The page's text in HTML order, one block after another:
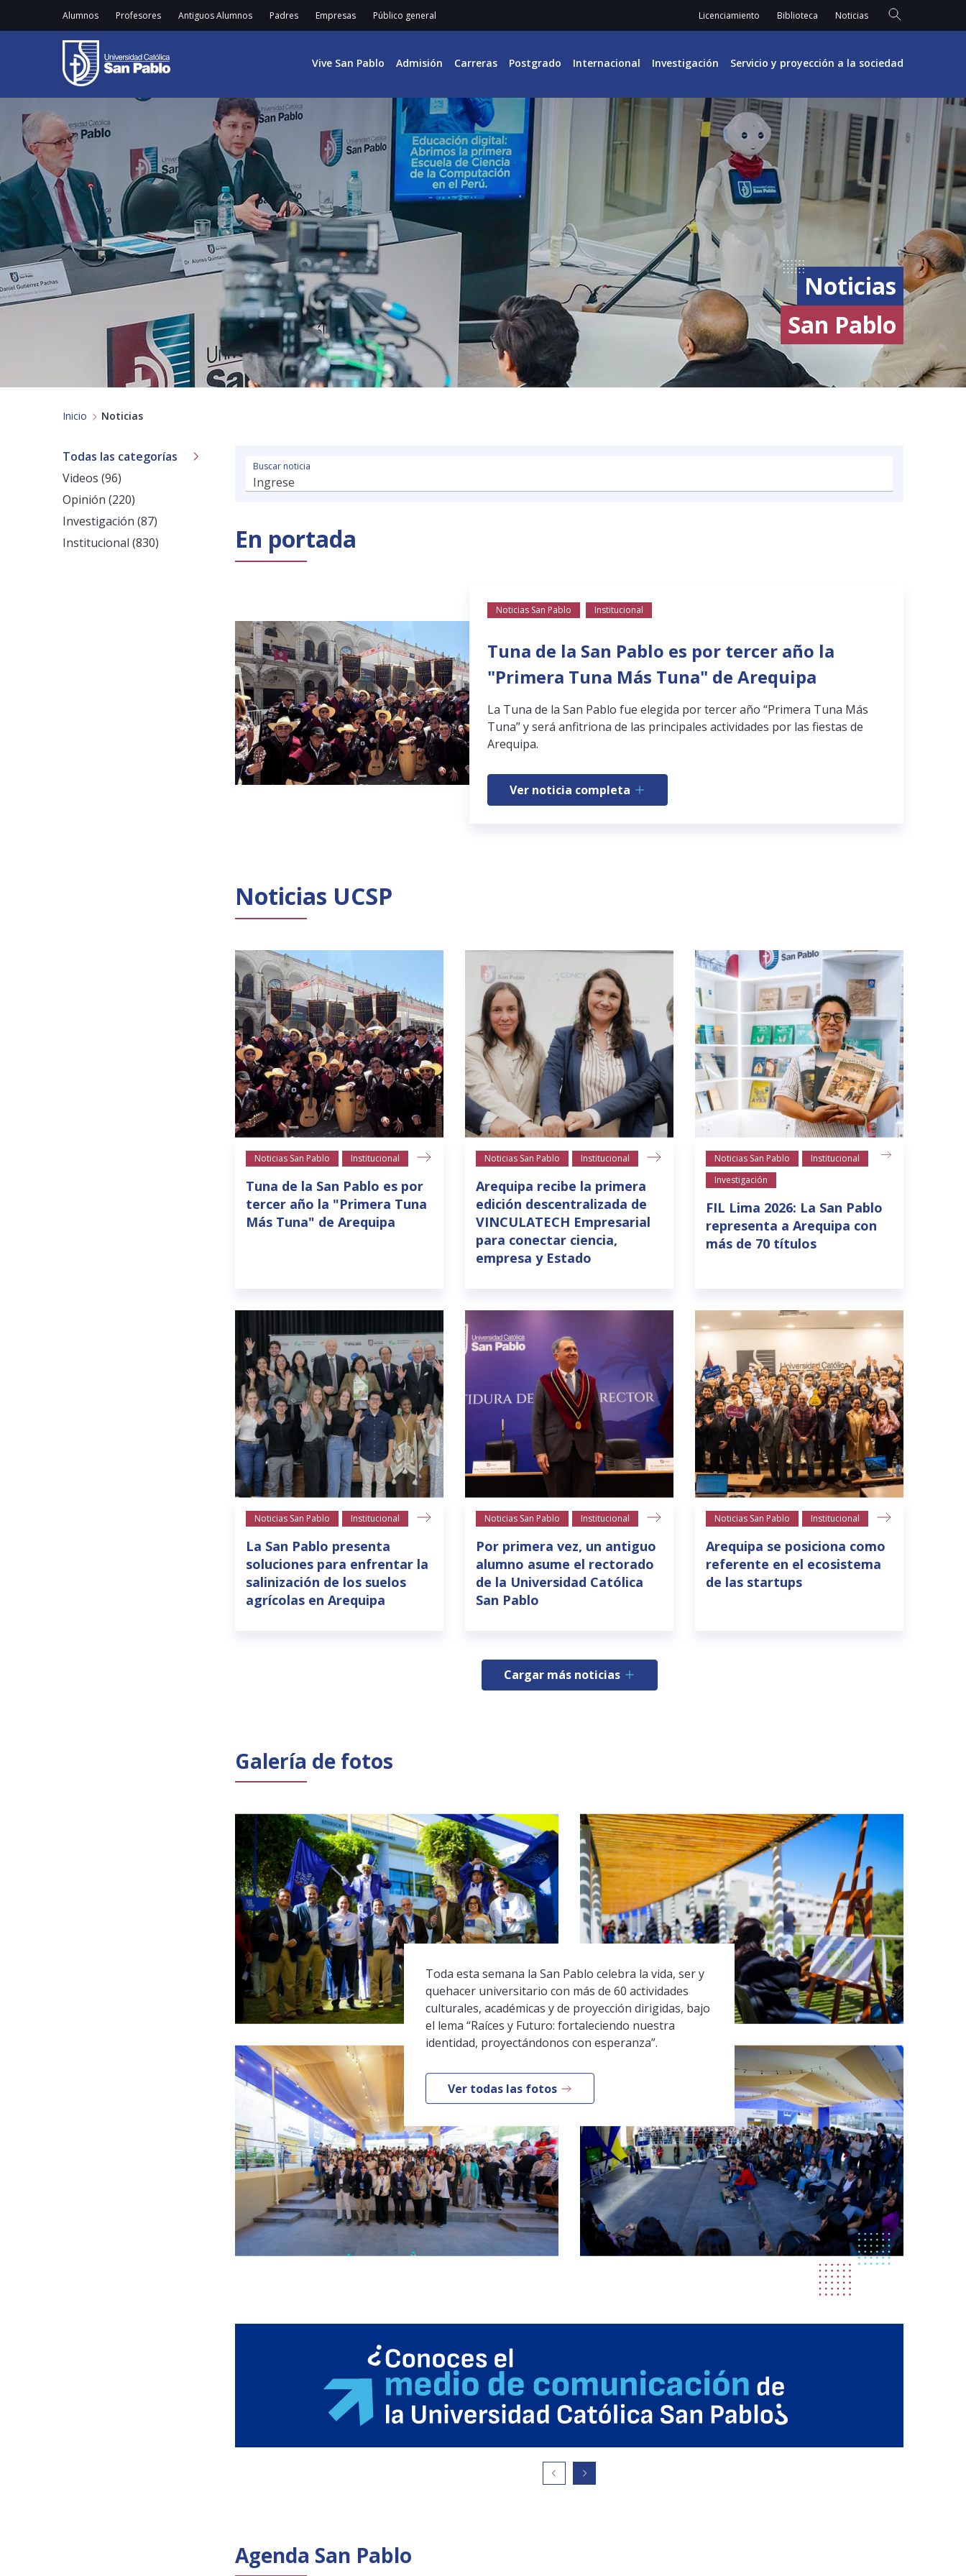
Alumnos Profesores Antiguos Alumnos Padres Empresas Público general Licenciamiento Biblioteca Noticias
Vive San Pablo Admisión Carreras Postgrado Internacional Investigación Servicio y proyección a la sociedad
Noticias
San Pablo
Inicio Noticias
Todas las categorías
Videos (96)
Opinión (220)
Investigación (87)
Institucional (830)
Buscar noticia
En portada
Noticias San Pablo Institucional
Tuna de la San Pablo es por tercer año la
"Primera Tuna Más Tuna" de Arequipa
La Tuna de la San Pablo fue elegida por tercer año “Primera Tuna Más
Tuna” y será anfitriona de las principales actividades por las fiestas de
Arequipa.
Ver noticia completa
Noticias UCSP
Noticias San Pablo Institucional
Tuna de la San Pablo es por
tercer año la "Primera Tuna
Más Tuna" de Arequipa
Noticias San Pablo Institucional
Arequipa recibe la primera
edición descentralizada de
VINCULATECH Empresarial
para conectar ciencia,
empresa y Estado
Noticias San Pablo
Institucional
Investigación
FIL Lima 2026: La San Pablo
representa a Arequipa con
más de 70 títulos
Noticias San Pablo Institucional
La San Pablo presenta
soluciones para enfrentar la
salinización de los suelos
agrícolas en Arequipa
Noticias San Pablo Institucional
Por primera vez, un antiguo
alumno asume el rectorado
de la Universidad Católica
San Pablo
Noticias San Pablo Institucional
Arequipa se posiciona como
referente en el ecosistema
de las startups
Cargar más noticias
Galería de fotos
Toda esta semana la San Pablo celebra la vida, ser y
quehacer universitario con más de 60 actividades
culturales, académicas y de proyección dirigidas, bajo
el lema “Raíces y Futuro: fortaleciendo nuestra
identidad, proyectándonos con esperanza”.
Ver todas las fotos
Agenda San Pablo